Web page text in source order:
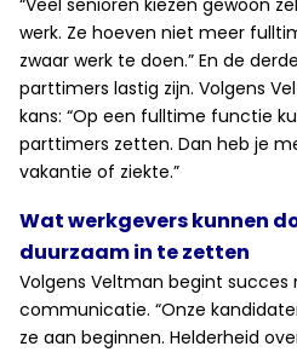
“Veel senioren kiezen gewoon
werk. Ze hoeven niet meer
zwaar werk te doen.” En de
parttimers lastig zijn. Volgens
kans: “Op een fulltime functie
parttimers zetten. Dan heb je
vakantie of ziekte.”
Wat werkgevers kunnen
duurzaam in te zetten
Volgens Veltman begint succes
communicatie. “Onze
ze aan beginnen. Helderheid